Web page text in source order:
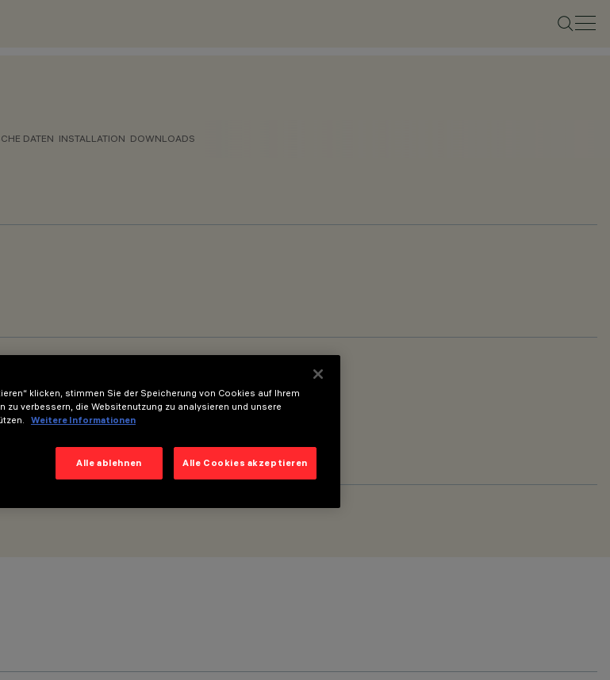
DATEN INSTALLATION DOWNLOADS
Spot - Mikroraster
klicken, stimmen Sie der Speicherung von Cookies auf Ihrem
zu verbessern, die Websitenutzung zu analysieren und unsere
Weitere Informationen
Alle ablehnen Alle Cookies akzeptieren